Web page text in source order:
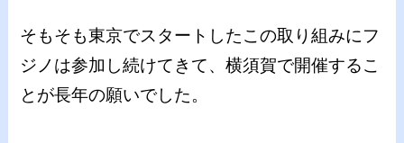
そもそも東京でスタートしたこの取り組みにフ
ジノは参加し続けてきて、横須賀で開催するこ
とが長年の願いでした。